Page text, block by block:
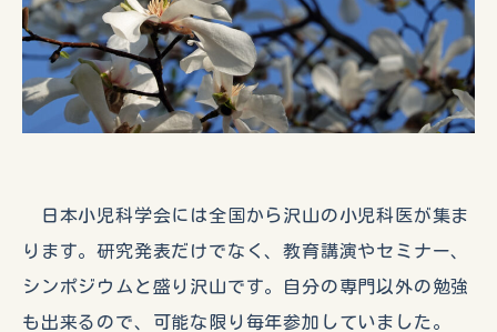
日本小児科学会には全国から沢山の小児科医が集ま
ります。研究発表だけでなく、教育講演やセミナー、
シンポジウムと盛り沢山です。自分の専門以外の勉強
も出来るので、可能な限り毎年参加していました。